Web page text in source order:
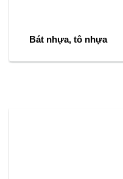
Bát nhựa, tô nhựa